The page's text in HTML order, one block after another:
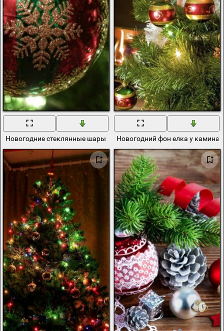
Новогодние стеклянные шары на елкуНовогодний фон елка у камина